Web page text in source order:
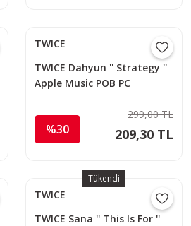
TWICE
TWICE Dahyun '' Strategy ''
Apple Music POB PC
%30
299,00 TL
209,30 TL
Tükendi
TWICE
TWICE Sana '' This Is For ''